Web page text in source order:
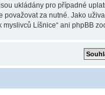
ukládány pro případné
za nutné. Jako
Líšnice“ ani phpBB